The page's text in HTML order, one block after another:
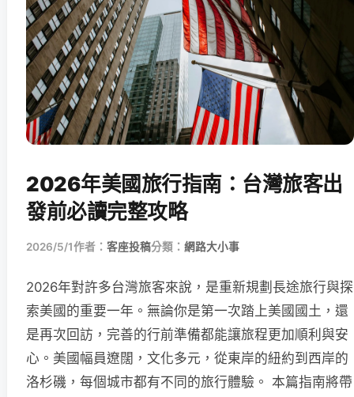
2026年美國旅行指南：台灣旅客出
發前必讀完整攻略
2026/5/1作者： 客座投稿分類： 網路大小事
2026年對許多台灣旅客來說，是重新規劃長途旅行與探
索美國的重要一年。無論你是第一次踏上美國國土，還
是再次回訪，完善的行前準備都能讓旅程更加順利與安
心。美國幅員遼闊，文化多元，從東岸的紐約到西岸的
洛杉磯，每個城市都有不同的旅行體驗。 本篇指南將帶